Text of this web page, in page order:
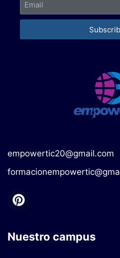
empowertic20@gmail.com
Nuestro campus